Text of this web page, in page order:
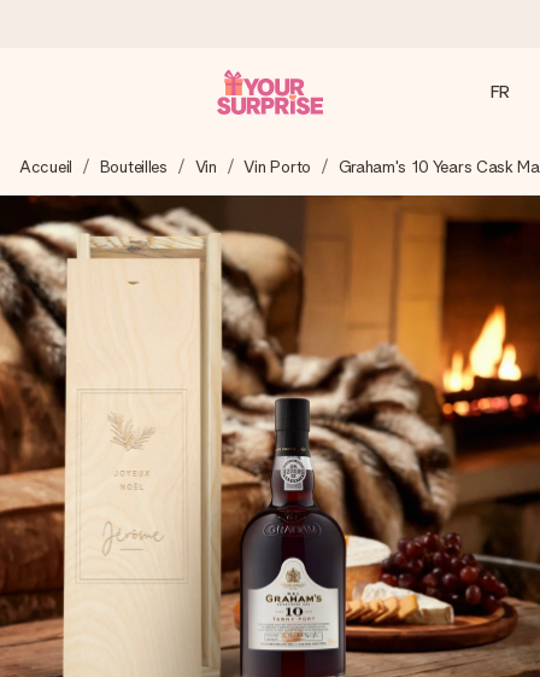
Nous préparons votre cadeau avec attention et l’envoyons
en un éclair – pour que vous puissiez l’offrir au bon moment,
quand cela compte le plus.
4,8 (sur la base de +15 000 avis)
Nos cadeaux sont appréciés. Les clients nous attribuent
une note de 4,8 sur Google Reviews (total de tous les
pays où nous sommes présents).
Carte de vœux gratuite
Créez quelque chose d’unique en quelques étapes – avec
son prénom, votre photo ou un message qui touche le cœur.
Sans complications, juste tout l’amour pour le moment idéal.
FR
Accueil Bouteilles Vin Vin Porto Graham's 10 Years Cask